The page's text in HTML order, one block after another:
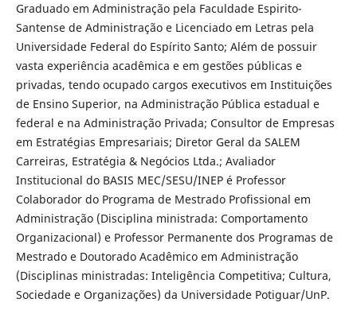
Graduado em Administração pela Faculdade Espirito-
Santense de Administração e Licenciado em Letras pela
Universidade Federal do Espírito Santo; Além de possuir
vasta experiência acadêmica e em gestões públicas e
privadas, tendo ocupado cargos executivos em Instituições
de Ensino Superior, na Administração Pública estadual e
federal e na Administração Privada; Consultor de Empresas
em Estratégias Empresariais; Diretor Geral da SALEM
Carreiras, Estratégia & Negócios Ltda.; Avaliador
Institucional do BASIS MEC/SESU/INEP é Professor
Colaborador do Programa de Mestrado Profissional em
Administração (Disciplina ministrada: Comportamento
Organizacional) e Professor Permanente dos Programas de
Mestrado e Doutorado Acadêmico em Administração
(Disciplinas ministradas: Inteligência Competitiva; Cultura,
Sociedade e Organizações) da Universidade Potiguar/UnP.